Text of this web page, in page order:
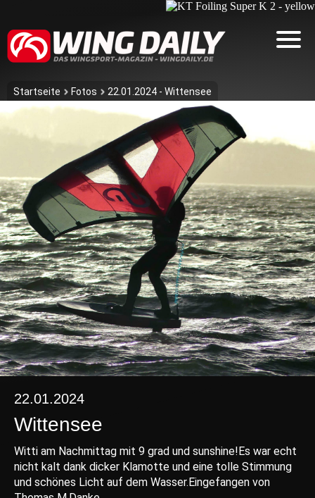
Startseite Fotos 22.01.2024 - Wittensee
22.01.2024
Wittensee
Witti am Nachmittag mit 9 grad und sunshine!Es war echt
nicht kalt dank dicker Klamotte und eine tolle Stimmung
und schönes Licht auf dem Wasser.Eingefangen von